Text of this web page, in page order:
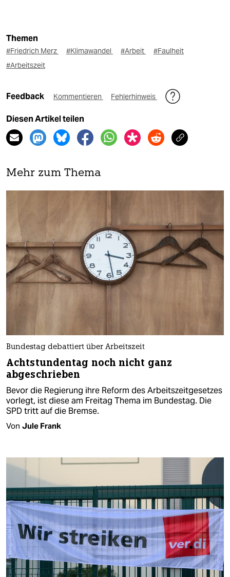
Themen
#Friedrich Merz #Klimawandel #Arbeit
#Faulheit
#Arbeitszeit
Feedback Kommentieren Fehlerhinweis
Diesen Artikel teilen
Mehr zum Thema
Bundestag debattiert über Arbeitszeit
Achtstundentag noch nicht ganz
abgeschrieben
Bevor die Regierung ihre Reform des Arbeitszeitgesetzes
vorlegt, ist diese am Freitag Thema im Bundestag. Die
SPD tritt auf die Bremse.
Von Jule Frank